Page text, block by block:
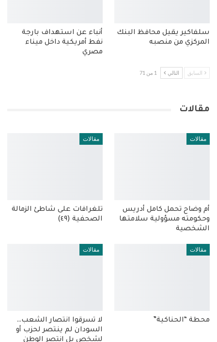
سلفاكير يقيل محافظ البنك
المركزي من منصبه
أنباء عن استهداف بارجة
نفط أمريكية داخل ميناء
مصري
السابق التالي 1 من 71
مقالات
مقالات
أم وضاح تحمل كامل أدريس
وحكومته مسؤولية سلامتها
الشخصية
مقالات
تلغرافات على شاطئ الزمالة
الصحفية (٤٩)
مقالات
محطة “الحناكية”
مقالات
لا تسرقوا انتصار الشعب…
السودان لم ينتصر لحزب أو
لشخص بل انتصر الوطن